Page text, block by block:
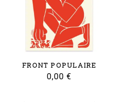
FRONT POPULAIRE
0,00 €